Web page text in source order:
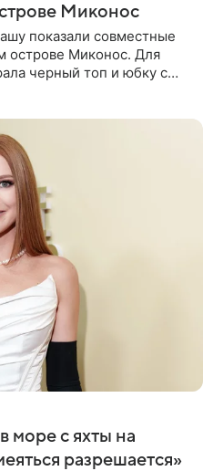
Миконос
показали совместные
острове Миконос. Для
черный топ и юбку с
море с яхты на
разрешается»